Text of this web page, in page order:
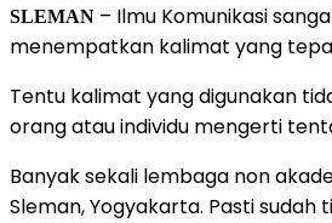
SLEMAN – Ilmu Komunikasi
menempatkan kalimat yang
Tentu kalimat yang digunakan
orang atau individu mengerti
Banyak sekali lembaga non
Sleman, Yogyakarta. Pasti